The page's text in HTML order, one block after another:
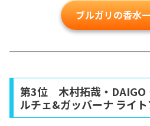
ブルガリの香水
第3位 木村拓哉・DAIGO
ルチェ&ガッバーナ ライ